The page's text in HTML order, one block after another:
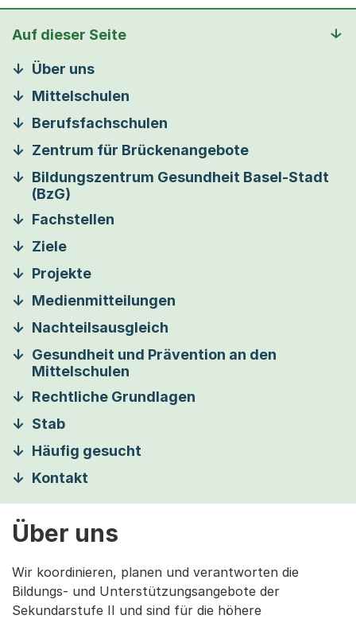
Auf dieser Seite
Über uns
Mittelschulen
Berufsfachschulen
Zentrum für Brückenangebote
Bildungszentrum Gesundheit Basel-Stadt
(BzG)
Fachstellen
Ziele
Projekte
Medienmitteilungen
Nachteilsausgleich
Gesundheit und Prävention an den
Mittelschulen
Rechtliche Grundlagen
Stab
Häufig gesucht
Kontakt
Über uns
Wir koordinieren, planen und verantworten die
Bildungs- und Unterstützungsangebote der
Sekundarstufe II und sind für die höhere